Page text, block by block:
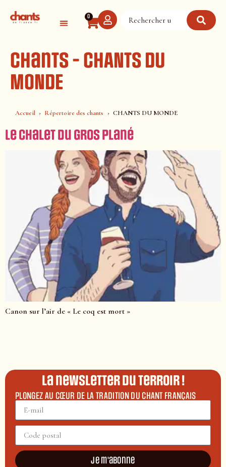
0
Chants - CHANTS DU
MONDE
Accueil Répertoire des chants CHANTS DU MONDE
Le chalet du Gros Plané
Canon sur l’air de « Le coq est mort »
La newsletter du terroir !
PLONGEZ AU CŒUR DE LA TRADITION DU CHANT FRANÇAIS
Je m'abonne